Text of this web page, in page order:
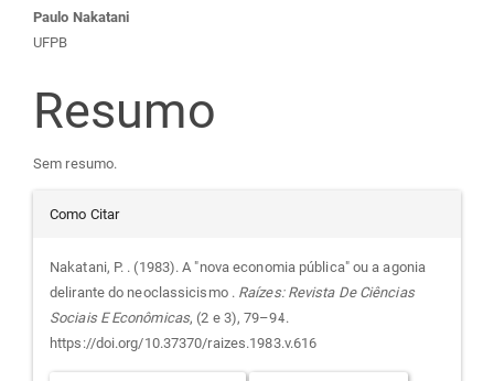
Conteúdo
do
artigo
principal
Paulo Nakatani
UFPB
Resumo
Sem resumo.
Detalhes
do
artigo
Como Citar
Nakatani, P. . (1983). A "nova economia pública" ou a agonia
delirante do neoclassicismo . Raízes: Revista De Ciências
Sociais E Econômicas, (2 e 3), 79–94.
https://doi.org/10.37370/raizes.1983.v.616